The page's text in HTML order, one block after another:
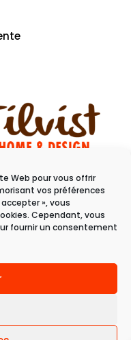
Web pour vous offrir
vos préférences
», vous
Cependant, vous
fournir un consentement
11 rue du raisin
68100 Mulhouse
mardi au samedi